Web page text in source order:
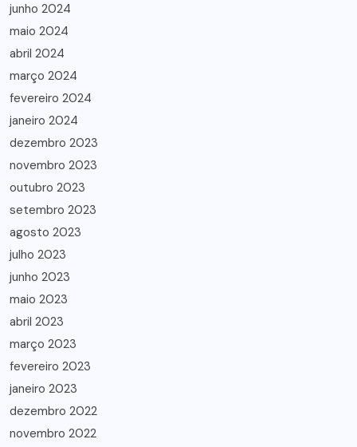
junho 2024
maio 2024
abril 2024
março 2024
fevereiro 2024
janeiro 2024
dezembro 2023
novembro 2023
outubro 2023
setembro 2023
agosto 2023
julho 2023
junho 2023
maio 2023
abril 2023
março 2023
fevereiro 2023
janeiro 2023
dezembro 2022
novembro 2022